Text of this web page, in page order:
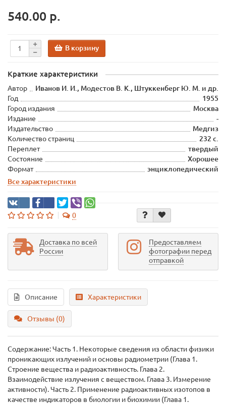
540.00 р.
В корзину
Краткие характеристики
Автор
Иванов И. И., Модестов В. К., Штуккенберг Ю. М. и др.
Год
1955
Город издания
Москва
Издание
-
Издательство
Медгиз
Количество страниц
232 с.
Переплет
твердый
Состояние
Хорошее
Формат
энциклопедический
Все характеристики
0
Доставка по всей
России
Предоставляем
фотографии перед
отправкой
Описание Характеристики
Отзывы (0)
Содержание: Часть 1. Некоторые сведения из области физики
проникающих излучений и основы радиометрии (Глава 1.
Строение вещества и радиоактивность. Глава 2.
Взаимодействие излучения с веществом. Глава 3. Измерение
активности). Часть 2. Применение радиоактивных изотопов в
качестве индикаторов в биологии и биохимии (Глава 1.